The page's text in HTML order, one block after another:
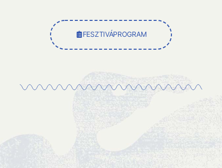
FESZTIVÁPROGRAM